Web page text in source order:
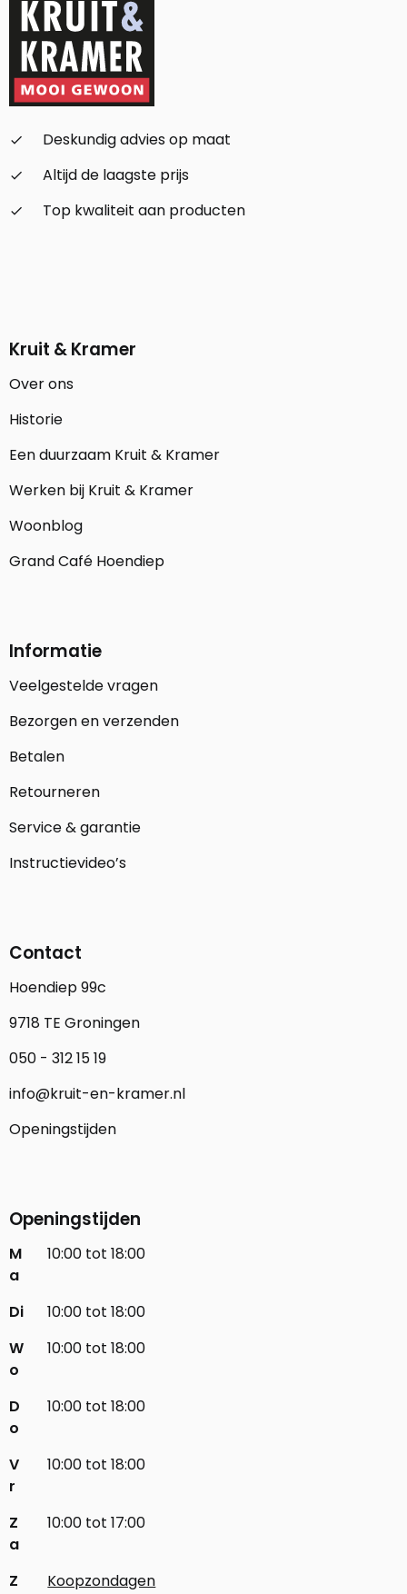
check_small
Deskundig advies op maat
check_small
Altijd de laagste prijs
check_small
Top kwaliteit aan producten
Kruit & Kramer
Over ons
Historie
Een duurzaam Kruit & Kramer
Werken bij Kruit & Kramer
Woonblog
Grand Café Hoendiep
Informatie
Veelgestelde vragen
Bezorgen en verzenden
Betalen
Retourneren
Service & garantie
Instructievideo’s
Contact
Hoendiep 99c
9718 TE Groningen
050 - 312 15 19
info@kruit-en-kramer.nl
Openingstijden
Openingstijden
M
a
10:00 tot 18:00
Di
10:00 tot 18:00
W
o
10:00 tot 18:00
D
o
10:00 tot 18:00
V
r
10:00 tot 18:00
Z
a
10:00 tot 17:00
Z
Koopzondagen